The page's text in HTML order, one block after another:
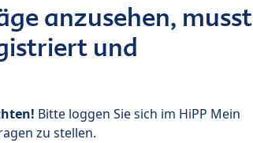
anzusehen, musst
und
Bitte loggen Sie sich im HiPP Mein
zu stellen.